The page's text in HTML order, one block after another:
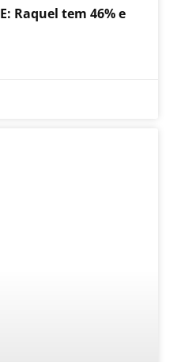
Raquel tem 46% e